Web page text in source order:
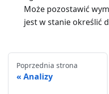
Może pozostawić
jest w stanie określić
Poprzednia strona
Analizy